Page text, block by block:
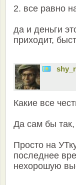
2. все равно
да и деньги
приходит,
Какие все
Да сам бы так,
Просто на
последнее
нехорошую